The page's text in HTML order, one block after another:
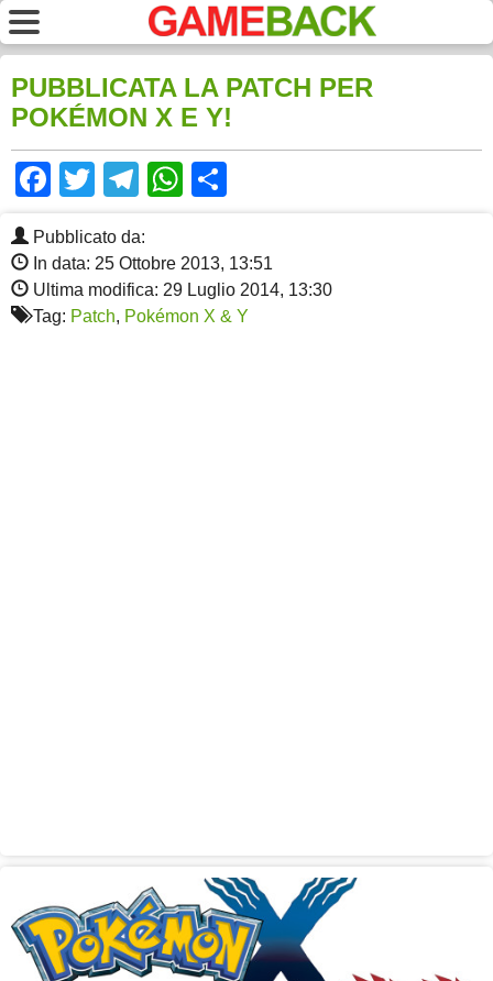
PUBBLICATA LA PATCH PER
POKÉMON X E Y!
Facebook
TwitterTelegram
WhatsApp
Pubblicato da:
In data: 25 Ottobre 2013, 13:51
Ultima modifica: 29 Luglio 2014, 13:30
Tag: Patch, Pokémon X & Y